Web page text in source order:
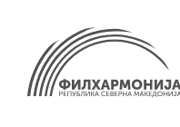
content